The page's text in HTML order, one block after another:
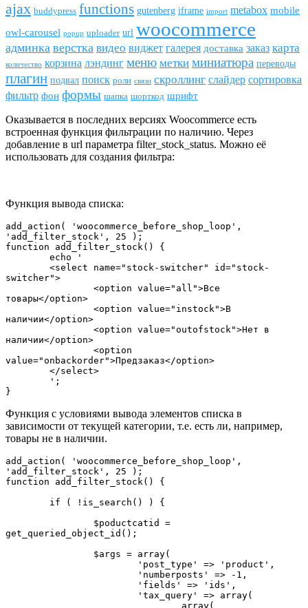
ajax buddypress funсtions gutenberg iframe import metabox mobile
owl-carousel popup uploader url woocommerce
админка верстка видео виджет галерея доставка заказ карта
количество корзина лэндинг меню метки миниатюра переводы
плагин подвал поиск роли связи скроллинг слайдер сортировка
фильтр фон формы шапка шорткод шрифт
Оказывается в последних версиях Woocommerce есть
встроенная функция фильтрации по наличию. Через
добавление в url параметра filter_stock_status. Можно её
использовать для создания фильтра:
Функция вывода списка:
add_action( 'woocommerce_before_shop_loop',
'add_filter_stock', 25 );
function add_filter_stock() {
switcher">
товары</option>
наличии</option>
наличии</option>
value="onbackorder">Предзаказ</option>
}
Функция с условиями вывода элементов списка в
зависимости от текущей категории, т.е. есть ли, например,
товары не в наличии.
add_action( 'woocommerce_before_shop_loop',
'add_filter_stock', 25 );
function add_filter_stock() {
get_queried_object_id();